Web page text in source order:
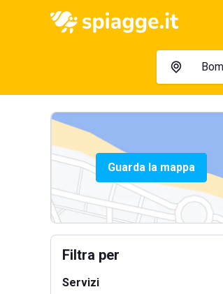
Guarda la mappa
Filtra per
Servizi